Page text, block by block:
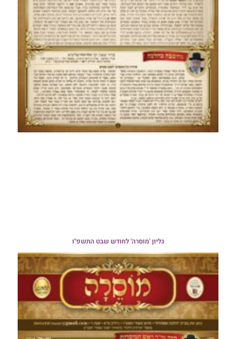
גליון 'מוסרה' לחודש שבט התשפ"ו